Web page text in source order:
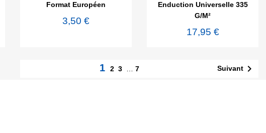
Format Européen
3,50 €
Enduction Universelle 335
G/m²
17,95 €
123 7 Suivant